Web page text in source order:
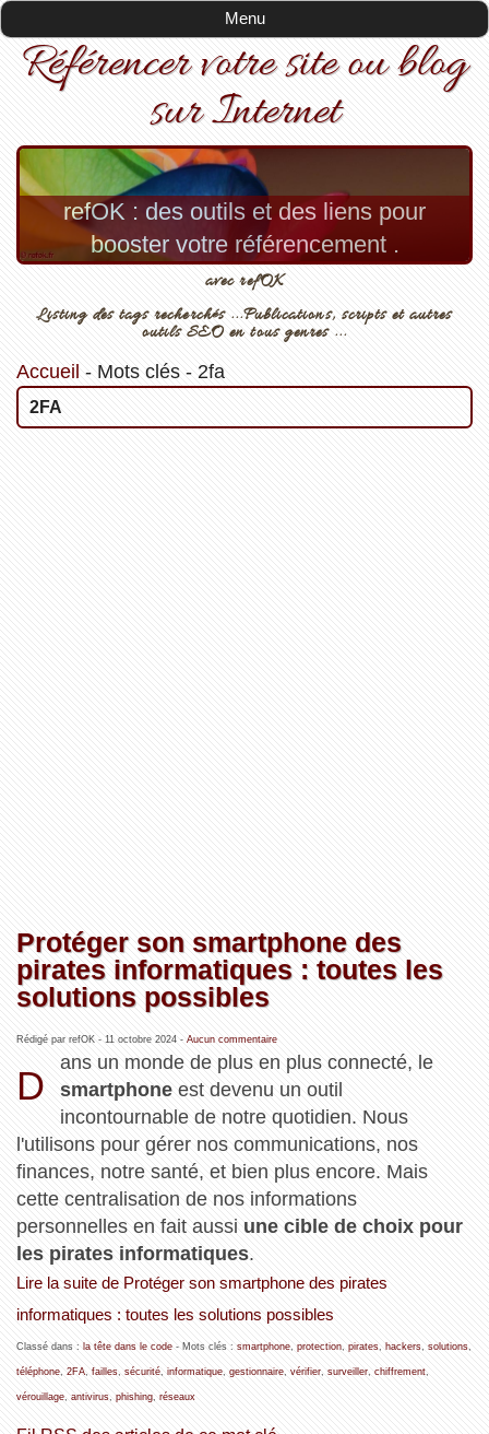
Menu
Référencer votre site ou blog
sur Internet
refOK : des outils et des liens pour
booster votre référencement .
avec refOK
Listing des tags recherchés ...Publications, scripts et autres
outils SEO en tous genres ...
Accueil - Mots clés- 2fa
2FA
Protéger son smartphone des
pirates informatiques : toutes les
solutions possibles
Rédigé par refOK - 11 octobre 2024- Aucun commentaire
D
ans un monde de plus en plus connecté, le
smartphone est devenu un outil
incontournable de notre quotidien. Nous
l'utilisons pour gérer nos communications, nos
finances, notre santé, et bien plus encore. Mais
cette centralisation de nos informations
personnelles en fait aussi une cible de choix pour
les pirates informatiques.
Lire la suite de Protéger son smartphone des pirates
informatiques : toutes les solutions possibles
Classé dans : la tête dans le code- Mots clés : smartphone, protection, pirates, hackers, solutions,
téléphone, 2FA, failles, sécurité, informatique, gestionnaire, vérifier, surveiller, chiffrement,
vérouillage, antivirus, phishing, réseaux